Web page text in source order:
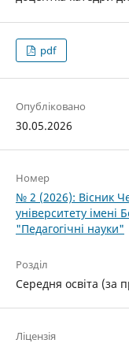
pdf
Опубліковано
30.05.2026
Номер
№ 2 (2026): Вісник
університету імені
"Педагогічні науки"
Розділ
Середня освіта (за
Ліцензія